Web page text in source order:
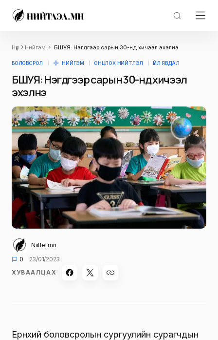
Нүүр Нийгэм БШУЯ: Нэгдүгээр сарын 30-нд хичээл эхэлнэ
БОЛОВСРОЛ НИЙГЭМ ОНЦЛОХ НИЙТЛЭЛ ҮЙЛ ЯВДАЛ
БШУЯ: Нэгдүгээр сарын 30-нд хичээл
эхэлнэ
Niitlel.mn
0
23/01/2023
ХУВААЛЦАХ
Ерөнхий боловсролын сургуулийн сурагчдын